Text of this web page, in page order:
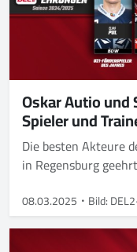
Oskar Autio
Spieler und
Die besten Akteure
in Regensburg geehrt
08.03.2025 Bild: